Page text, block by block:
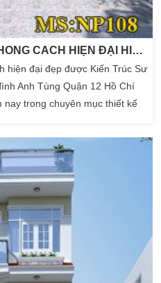
MẪU NHÀ PHỐ 4 TẦNG PHONG CÁCH HIỆN ĐẠI HIỆP THÀNH CITY QUẬN 12
hiện đại đẹp được Kiến Trúc Sư
Anh Tùng Quận 12 Hồ Chí
nay trong chuyên mục thiết kế
kế nhà phố 4 tầng hiện đại.
toàn diện […]